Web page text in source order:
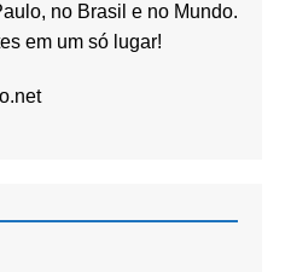
no Brasil e no Mundo.
em um só lugar!